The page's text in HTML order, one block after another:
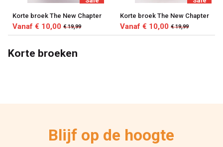
Korte broek The New Chapter
Vanaf € 10,00 € 19,99
Korte broek The New Chapter
Vanaf € 10,00 € 19,99
Korte broeken
Blijf op de hoogte